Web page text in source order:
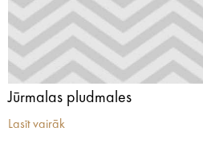
Jūrmalas pludmales
Lasīt vairāk